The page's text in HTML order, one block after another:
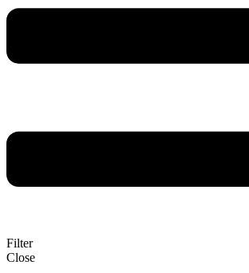
Filter
Close